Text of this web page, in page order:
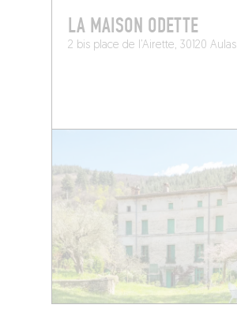
LA MAISON ODETTE
2 bis place de l’Airette, 30120 Aulas